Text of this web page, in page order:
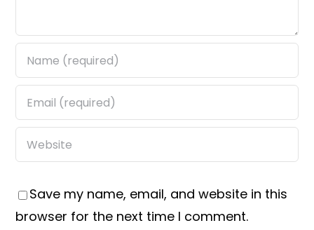
Save my name, email, and website in this
browser for the next time I comment.